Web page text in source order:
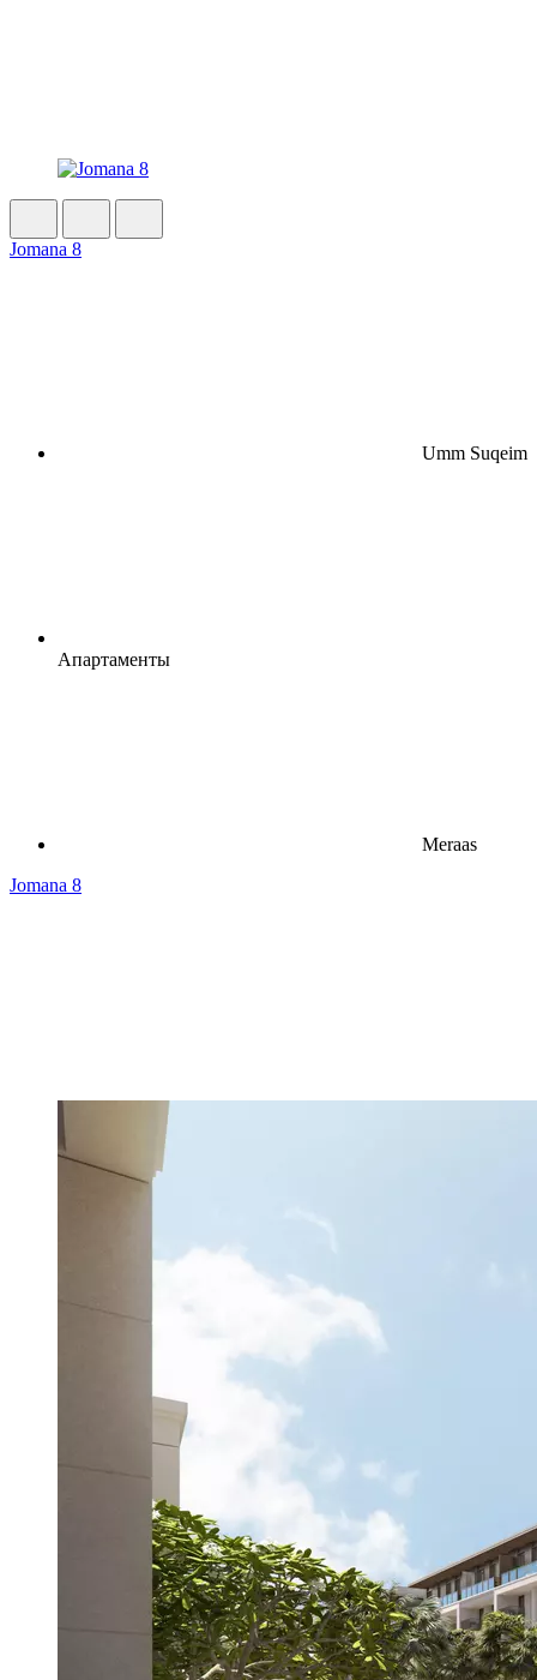
Jomana 8
Umm Suqeim
Апартаменты
Meraas
Jomana 8